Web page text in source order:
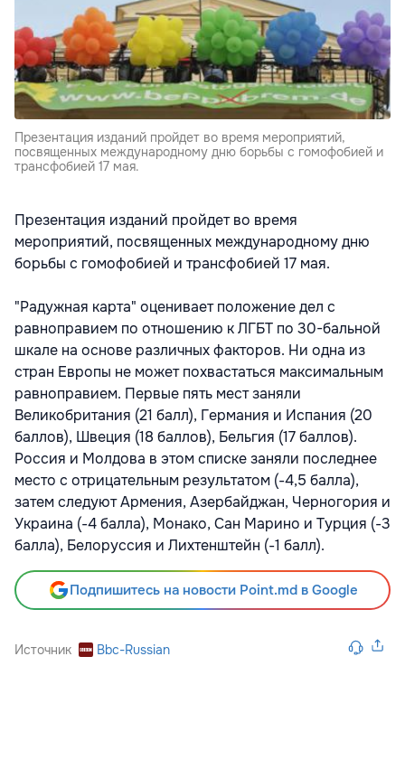
Презентация изданий пройдет во время мероприятий,
посвященных международному дню борьбы с гомофобией и
трансфобией 17 мая.
Презентация изданий пройдет во время
мероприятий, посвященных международному дню
борьбы с гомофобией и трансфобией 17 мая.
"Радужная карта" оценивает положение дел с
равноправием по отношению к ЛГБТ по 30-бальной
шкале на основе различных факторов. Ни одна из
стран Европы не может похвастаться максимальным
равноправием. Первые пять мест заняли
Великобритания (21 балл), Германия и Испания (20
баллов), Швеция (18 баллов), Бельгия (17 баллов).
Россия и Молдова в этом списке заняли последнее
место с отрицательным результатом (-4,5 балла),
затем следуют Армения, Азербайджан, Черногория и
Украина (-4 балла), Монако, Сан Марино и Турция (-3
балла), Белоруссия и Лихтенштейн (-1 балл).
Подпишитесь на новости Point.md в Google
Источник Bbc-Russian